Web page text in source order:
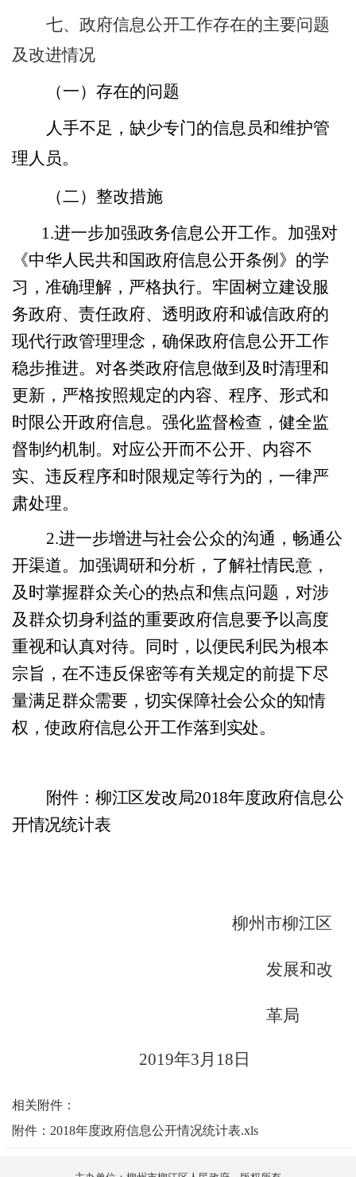
七、 政府信息公开工作存在的主要问题
及改进情况
（一） 存在的问题
人手不足，缺少专门的信息员和维护管
理人员。
（二）整改措施
1.进一步加强政务信息公开工作。加强对
《中华人民共和国政府信息公开条例》的学
习，准确理解，严格执行。牢固树立建设服
务政府、责任政府、透明政府和诚信政府的
现代行政管理理念，确保政府信息公开工作
稳步推进。对各类政府信息做到及时清理和
更新，严格按照规定的内容、程序、形式和
时限公开政府信息。强化监督检查，健全监
督制约机制。对应公开而不公开、内容不
实、违反程序和时限规定等行为的，一律严
肃处理。
2.进一步增进与社会公众的沟通，畅通公
开渠道。加强调研和分析，了解社情民意，
及时掌握群众关心的热点和焦点问题，对涉
及群众切身利益的重要政府信息要予以高度
重视和认真对待。同时，以便民利民为根本
宗旨，在不违反保密等有关规定的前提下尽
量满足群众需要，切实保障社会公众的知情
权，使政府信息公开工作落到实处。
附件：柳江区发改局2018年度政府信息公
开情况统计表
柳州市柳江区
发展和改
革局
2019年3月 18 日
相关附件：
附件：2018年度政府信息公开情况统计表.xls